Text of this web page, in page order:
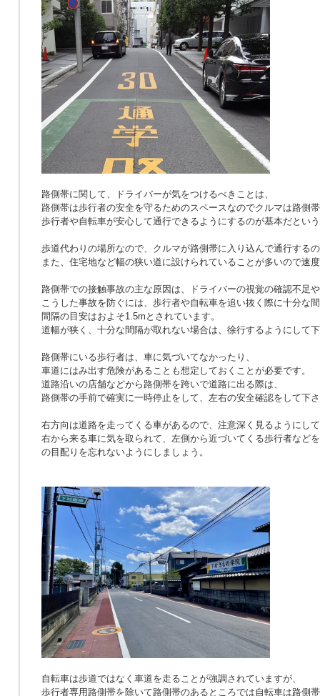
路側帯に関して、ドライバーが気をつけるべきことは、
路側帯は歩行者の安全を守るためのスペースなのでクルマは路側
歩行者や自転車が安心して通行できるようにするのが基本だとい
歩道代わりの場所なので、クルマが路側帯に入り込んで通行する
また、住宅地など幅の狭い道に設けられていることが多いので速
路側帯での接触事故の主な原因は、ドライバーの視覚の確認不足
こうした事故を防ぐには、歩行者や自転車を追い抜く際に十分な
間隔の目安はおよそ1.5mとされています。
道幅が狭く、十分な間隔が取れない場合は、徐行するようにして
路側帯にいる歩行者は、車に気づいてなかったり、
車道にはみ出す危険があることも想定しておくことが必要です。
道路沿いの店舗などから路側帯を跨いで道路に出る際は、
路側帯の手前で確実に一時停止をして、左右の安全確認をして下
右方向は道路を走ってくる車があるので、注意深く見るようにし
右から来る車に気を取られて、左側から近づいてくる歩行者など
の目配りを忘れないようにしましょう。
自転車は歩道ではなく車道を走ることが強調されていますが、
歩行者専用路側帯を除いて路側帯のあるところでは自転車は路側